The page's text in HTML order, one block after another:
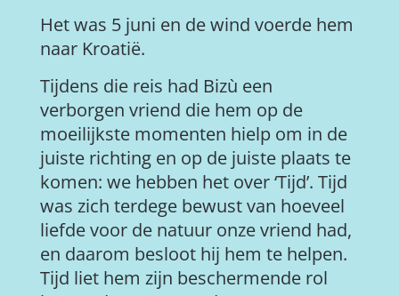
Het was 5 juni en de wind voerde hem
naar Kroatië.
Tijdens die reis had Bizù een
verborgen vriend die hem op de
moeilijkste momenten hielp om in de
juiste richting en op de juiste plaats te
komen: we hebben het over ‘Tijd’. Tijd
was zich terdege bewust van hoeveel
liefde voor de natuur onze vriend had,
en daarom besloot hij hem te helpen.
Tijd liet hem zijn beschermende rol